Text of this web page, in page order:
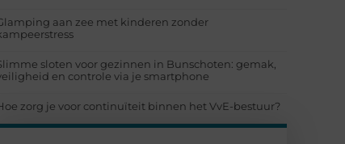
aan zee met kinderen zonder
sloten voor gezinnen in Bunschoten: gemak,
en controle via je smartphone
zorg je voor continuïteit binnen het VvE-bestuur?